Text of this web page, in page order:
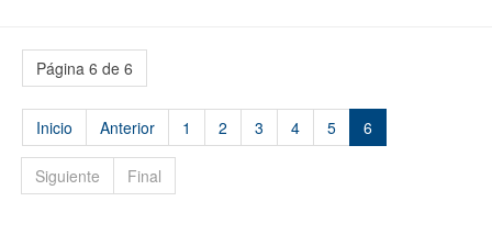
Página 6 de 6
Inicio Anterior 1 2 3 4 5 6
Siguiente Final